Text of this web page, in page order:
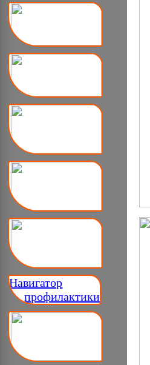
Навигатор
__ профилактики